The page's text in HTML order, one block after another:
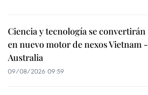
Ciencia y tecnología se convertirán
en nuevo motor de nexos Vietnam -
Australia
09/08/2026 09:59